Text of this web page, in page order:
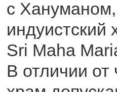
с
индуистский
Sri Maha
В отличии от